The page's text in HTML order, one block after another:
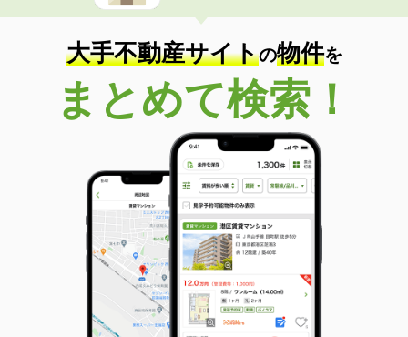
大手不動産サイトの物件を
まとめて検索！